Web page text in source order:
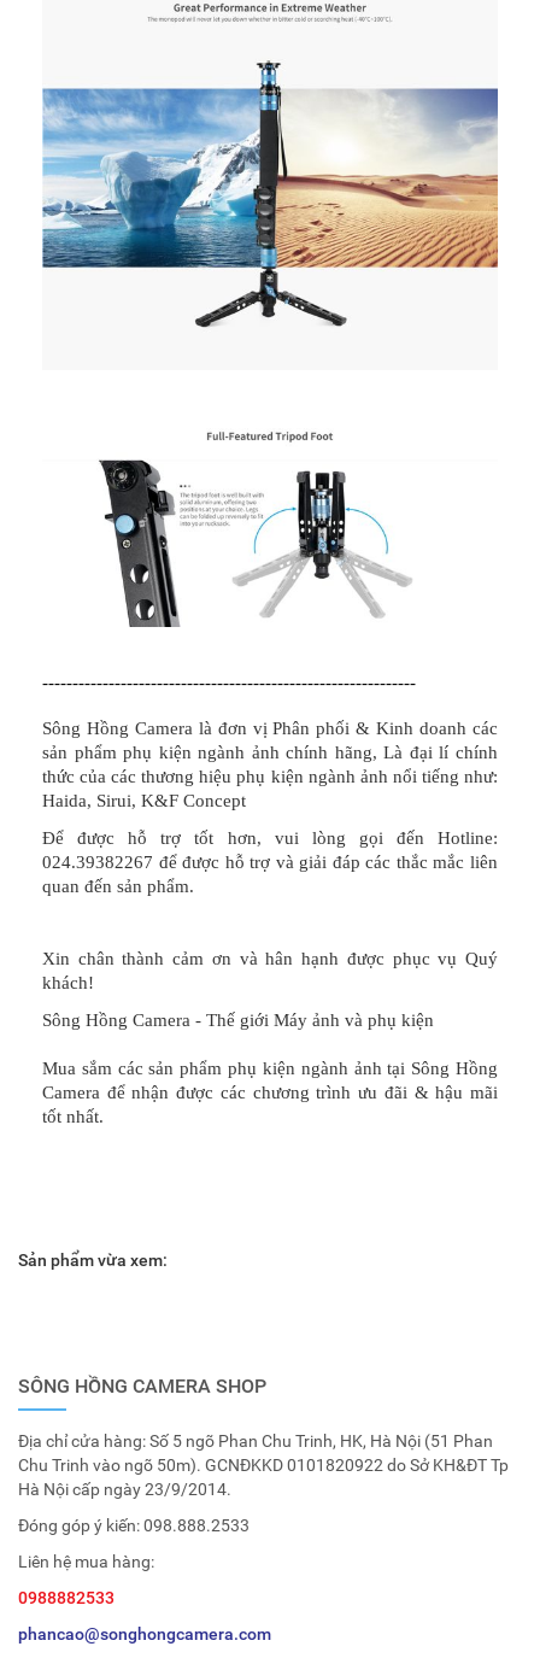
--------------------------------------------------------------
Sông Hồng Camera là đơn vị Phân phối & Kinh doanh các
sản phẩm phụ kiện ngành ảnh chính hãng, Là đại lí chính
thức của các thương hiệu phụ kiện ngành ảnh nổi tiếng như:
Haida, Sirui, K&F Concept
Để được hỗ trợ tốt hơn, vui lòng gọi đến Hotline:
024.39382267 để được hỗ trợ và giải đáp các thắc mắc liên
quan đến sản phẩm.
Xin chân thành cảm ơn và hân hạnh được phục vụ Quý
khách!
Sông Hồng Camera - Thế giới Máy ảnh và phụ kiện
Mua sắm các sản phẩm phụ kiện ngành ảnh tại Sông Hồng
Camera để nhận được các chương trình ưu đãi & hậu mãi
tốt nhất.
Sản phẩm vừa xem:
SÔNG HỒNG CAMERA SHOP
Địa chỉ cửa hàng: Số 5 ngõ Phan Chu Trinh, HK, Hà Nội (51 Phan
Chu Trinh vào ngõ 50m). GCNĐKKD 0101820922 do Sở KH&ĐT Tp
Hà Nội cấp ngày 23/9/2014.
Đóng góp ý kiến:098.888.2533
Liên hệ mua hàng:
0988882533
phancao@songhongcamera.com